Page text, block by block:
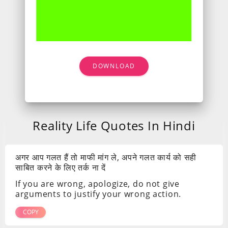
DOWNLOAD
Reality Life Quotes In Hindi
अगर आप गलत हैं तो माफी मांग ले, अपने गलत कार्य को सही
साबित करने के लिए तर्क ना दें
If you are wrong, apologize, do not give
arguments to justify your wrong action.
COPY